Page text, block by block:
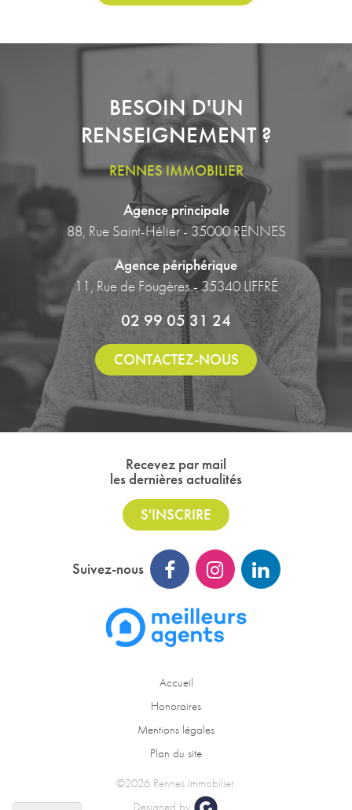
BESOIN D'UN
RENSEIGNEMENT ?
RENNES IMMOBILIER
Agence principale
88, Rue Saint-Hélier - 35000 RENNES
Agence périphérique
11, Rue de Fougères - 35340 LIFFRÉ
02 99 05 31 24
CONTACTEZ-NOUS
Recevez par mail
les dernières actualités
S'INSCRIRE
Suivez-nous
Accueil
Honoraires
Mentions légales
Plan du site
©2026 Rennes Immobilier.
Designed by